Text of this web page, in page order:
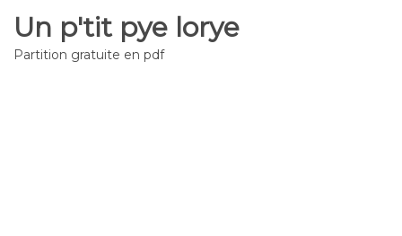
Un p'tit pye lorye
Partition gratuite en pdf